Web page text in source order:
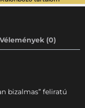
Vélemények (0)
bizalmas” feliratú